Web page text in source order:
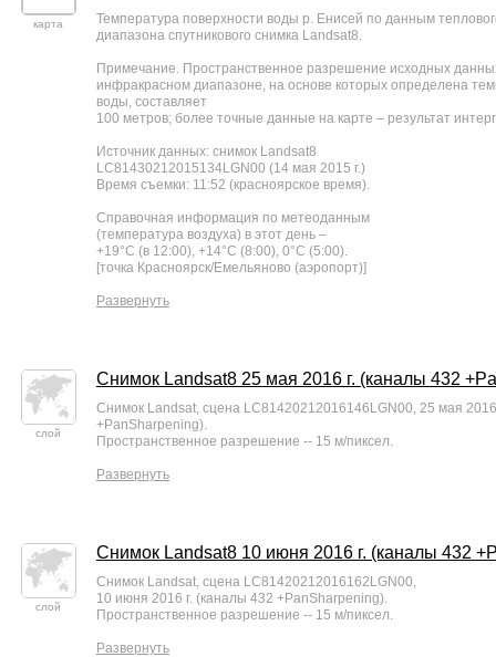
карта
Температура поверхности воды р. Енисей по данным
диапазона спутникового снимка Landsat8.
Примечание. Пространственное разрешение исходных
инфракрасном диапазоне, на основе которых определена
воды, составляет
100 метров; более точные данные на карте – результат
Источник данных: снимок Landsat8
LC81430212015134LGN00 (14 мая 2015 г.)
Время съемки: 11:52 (красноярское время).
Справочная информация по метеоданным
(температура воздуха) в этот день –
+19°С (в 12:00), +14°С (8:00), 0°С (5:00).
[точка Красноярск/Емельяново (аэропорт)]
Развернуть
слой
Снимок Landsat8 25 мая 2016 г. (каналы 432
Снимок Landsat, сцена LC81420212016146LGN00, 25 мая
+PanSharpening).
Пространственное разрешение -- 15 м/пиксел.
Развернуть
слой
Снимок Landsat8 10 июня 2016 г. (каналы 432
Снимок Landsat, сцена LC81420212016162LGN00,
10 июня 2016 г. (каналы 432 +PanSharpening).
Пространственное разрешение -- 15 м/пиксел.
Развернуть